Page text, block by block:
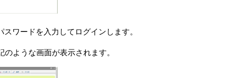
ワードを入力してログインします。
のような画面が表示されます。